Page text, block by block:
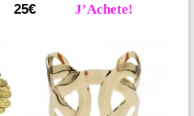
25€ J’Achete!